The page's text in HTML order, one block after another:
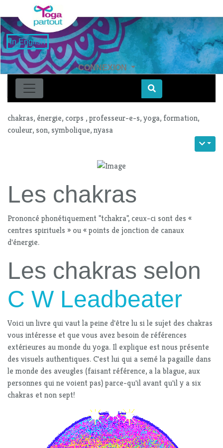
in English
CONNEXION
Find
chakras, énergie, corps , professeur-e-s, yoga, formation,
couleur, son, symbolique, nyasa
Les chakras
Prononcé phonétiquement "tchakra", ceux-ci sont des «
centres spirituels » ou « points de jonction de canaux
d'énergie.
Les chakras selon
C W Leadbeater
Voici un livre qui vaut la peine d'être lu si le sujet des chakras
vous intéresse et que vous avez besoin de références
extérieures au monde du yoga. Il explique est nous présente
des visuels authentiques. C'est lui qui a semé la pagaille dans
le monde des aveugles (faisant référence, a la blague, aux
personnes qui ne voient pas) parce-qu'il avant qu'il y a six
chakras et non sept!